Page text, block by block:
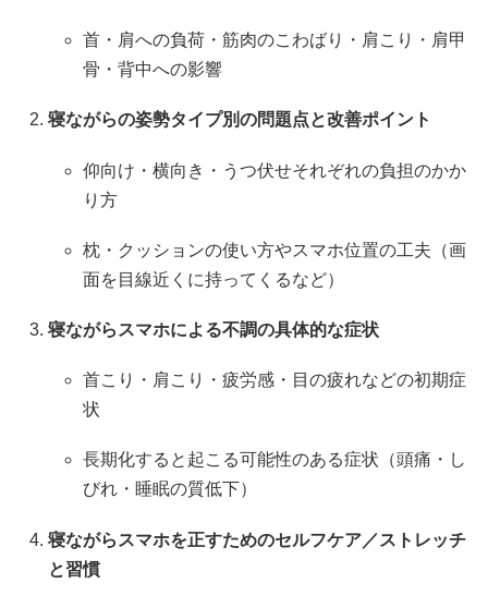
首・肩への負荷・筋肉のこわばり・肩こり・肩甲
骨・背中への影響
寝ながらの姿勢タイプ別の問題点と改善ポイント
仰向け・横向き・うつ伏せそれぞれの負担のかか
り方
枕・クッションの使い方やスマホ位置の工夫（画
面を目線近くに持ってくるなど）
寝ながらスマホによる不調の具体的な症状
首こり・肩こり・疲労感・目の疲れなどの初期症
状
長期化すると起こる可能性のある症状（頭痛・し
びれ・睡眠の質低下）
寝ながらスマホを正すためのセルフケア／ストレッチ
と習慣